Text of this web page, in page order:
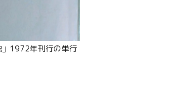
」1972年刊行の単行